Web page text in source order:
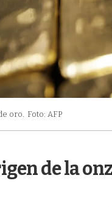
oro. Foto: AFP
de la